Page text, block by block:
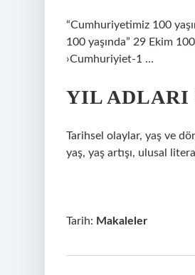
“Cumhuriyetimiz 100
100 yaşında” 29 Ekim
›Cumhuriyiet-1 …
YIL ADLARI
Tarihsel olaylar, yaş ve
yaş, yaş artışı, ulusal
Tarih: Makaleler